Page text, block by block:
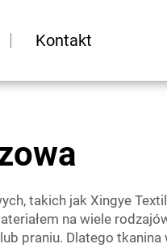
Kontakt
takich jak Xingye
na wiele
praniu. Dlatego